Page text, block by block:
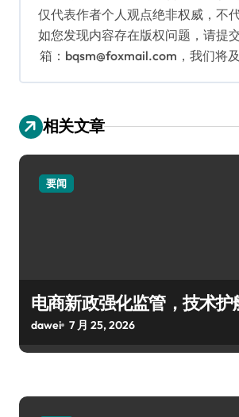
仅代表作者个人观点绝非权威，不
如您发现内容存在版权问题，请提
箱：bqsm@foxmail.com，我们将及
相关文章
要闻
电商新政强化监管，技术
dawei 7 月 25, 2026